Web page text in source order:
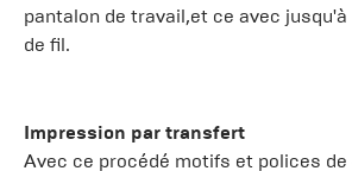
pantalon de travail,et ce avec
de fil.
Impression par transfert
Avec ce procédé motifs et polices